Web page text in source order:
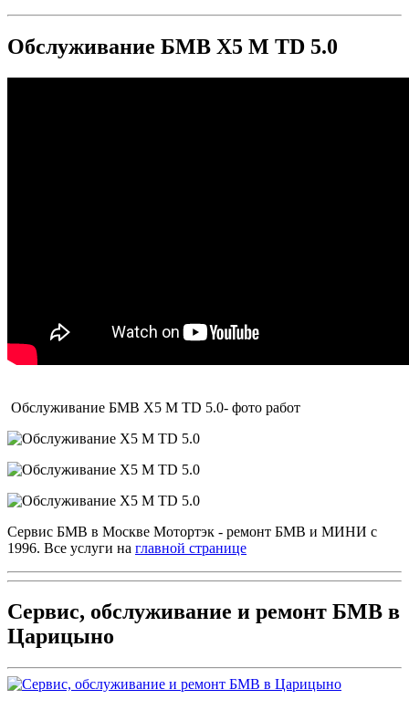
Обслуживание БМВ Х5 М TD 5.0
Обслуживание БМВ Х5 М TD 5.0- фото работ
Сервис БМВ в Москве Мотортэк - ремонт БМВ и МИНИ с
1996. Все услуги на главной странице
Сервис, обслуживание и ремонт БМВ в
Царицыно